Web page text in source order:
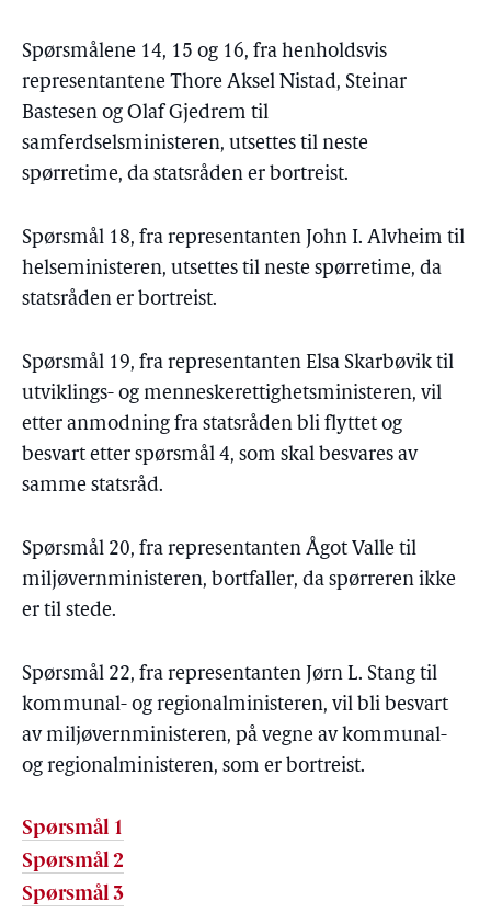
Spørsmålene 14, 15 og 16, fra henholdsvis
representantene Thore Aksel Nistad, Steinar
Bastesen og Olaf Gjedrem til
samferdselsministeren, utsettes til neste
spørretime, da statsråden er bortreist.
Spørsmål 18, fra representanten John I. Alvheim til
helseministeren, utsettes til neste spørretime, da
statsråden er bortreist.
Spørsmål 19, fra representanten Elsa Skarbøvik til
utviklings- og menneskerettighetsministeren, vil
etter anmodning fra statsråden bli flyttet og
besvart etter spørsmål 4, som skal besvares av
samme statsråd.
Spørsmål 20, fra representanten Ågot Valle til
miljøvernministeren, bortfaller, da spørreren ikke
er til stede.
Spørsmål 22, fra representanten Jørn L. Stang til
kommunal- og regionalministeren, vil bli besvart
av miljøvernministeren, på vegne av kommunal-
og regionalministeren, som er bortreist.
Spørsmål 1
Spørsmål 2
Spørsmål 3